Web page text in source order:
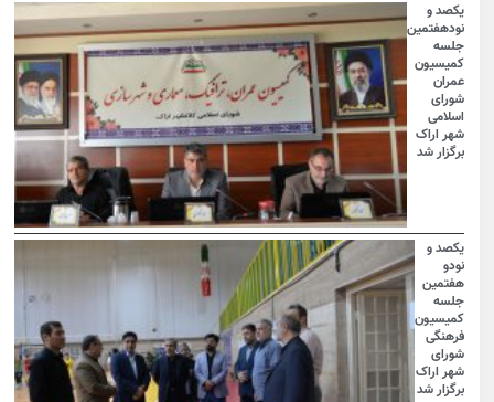
یکصد و
نودهفتمین
جلسه
کمیسیون
عمران
شورای
اسلامی
شهر اراک
برگزار شد
یکصد و
نودو
هفتمین
جلسه
کمیسیون
فرهنگی
شورای
شهر اراک
برگزار شد